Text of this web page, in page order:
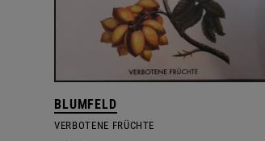
BLUMFELD
VERBOTENE FRÜCHTE